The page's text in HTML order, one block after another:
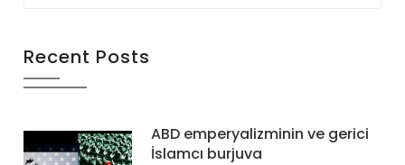
Recent Posts
ABD emperyalizminin ve gerici
İslamcı burjuva